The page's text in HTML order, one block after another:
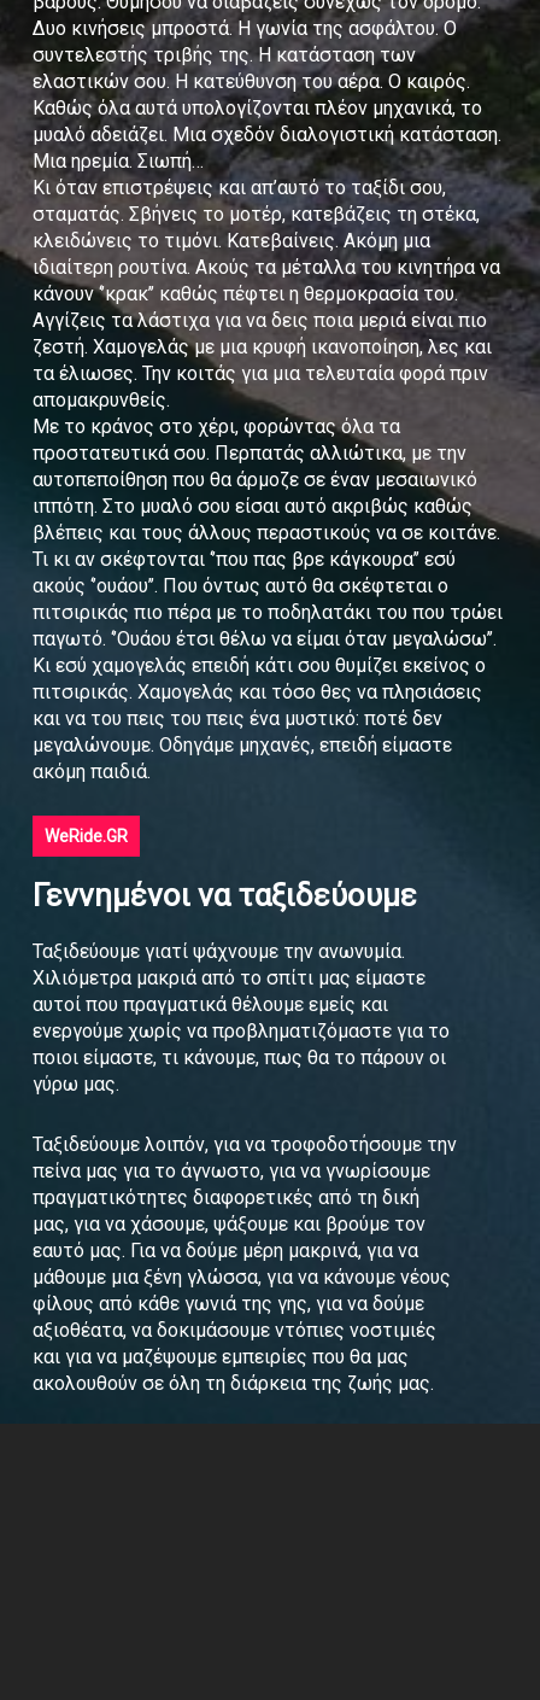
Δυο κινήσεις μπροστά. Η γωνία της ασφάλτου. Ο
συντελεστής τριβής της. Η κατάσταση των
ελαστικών σου. Η κατεύθυνση του αέρα. Ο καιρός.
Καθώς όλα αυτά υπολογίζονται πλέον μηχανικά, το
μυαλό αδειάζει. Μια σχεδόν διαλογιστική κατάσταση.
Μια ηρεμία. Σιωπή…
Κι όταν επιστρέψεις και απ’αυτό το ταξίδι σου,
σταματάς. Σβήνεις το μοτέρ, κατεβάζεις τη στέκα,
κλειδώνεις το τιμόνι. Κατεβαίνεις. Ακόμη μια
ιδιαίτερη ρουτίνα. Ακούς τα μέταλλα του κινητήρα να
κάνουν ‘’κρακ’’ καθώς πέφτει η θερμοκρασία του.
Αγγίζεις τα λάστιχα για να δεις ποια μεριά είναι πιο
ζεστή. Χαμογελάς με μια κρυφή ικανοποίηση, λες και
τα έλιωσες. Την κοιτάς για μια τελευταία φορά πριν
απομακρυνθείς.
Με το κράνος στο χέρι, φορώντας όλα τα
προστατευτικά σου. Περπατάς αλλιώτικα, με την
αυτοπεποίθηση που θα άρμοζε σε έναν μεσαιωνικό
ιππότη. Στο μυαλό σου είσαι αυτό ακριβώς καθώς
βλέπεις και τους άλλους περαστικούς να σε κοιτάνε.
Τι κι αν σκέφτονται ‘’που πας βρε κάγκουρα’’ εσύ
ακούς ‘’ουάου’’. Που όντως αυτό θα σκέφτεται ο
πιτσιρικάς πιο πέρα με το ποδηλατάκι του που τρώει
παγωτό. ‘’Ουάου έτσι θέλω να είμαι όταν μεγαλώσω’’.
Κι εσύ χαμογελάς επειδή κάτι σου θυμίζει εκείνος ο
πιτσιρικάς. Χαμογελάς και τόσο θες να πλησιάσεις
και να του πεις του πεις ένα μυστικό: ποτέ δεν
μεγαλώνουμε. Οδηγάμε μηχανές, επειδή είμαστε
ακόμη παιδιά.
WeRide.GR
Γεννημένοι να ταξιδεύουμε
Ταξιδεύουμε γιατί ψάχνουμε την ανωνυμία.
Χιλιόμετρα μακριά από το σπίτι μας είμαστε
αυτοί που πραγματικά θέλουμε εμείς και
ενεργούμε χωρίς να προβληματιζόμαστε για το
ποιοι είμαστε, τι κάνουμε, πως θα το πάρουν οι
γύρω μας.
Ταξιδεύουμε λοιπόν, για να τροφοδοτήσουμε την
πείνα μας για το άγνωστο, για να γνωρίσουμε
πραγματικότητες διαφορετικές από τη δική
μας, για να χάσουμε, ψάξουμε και βρούμε τον
εαυτό μας. Για να δούμε μέρη μακρινά, για να
μάθουμε μια ξένη γλώσσα, για να κάνουμε νέους
φίλους από κάθε γωνιά της γης, για να δούμε
αξιοθέατα, να δοκιμάσουμε ντόπιες νοστιμιές
και για να μαζέψουμε εμπειρίες που θα μας
ακολουθούν σε όλη τη διάρκεια της ζωής μας.